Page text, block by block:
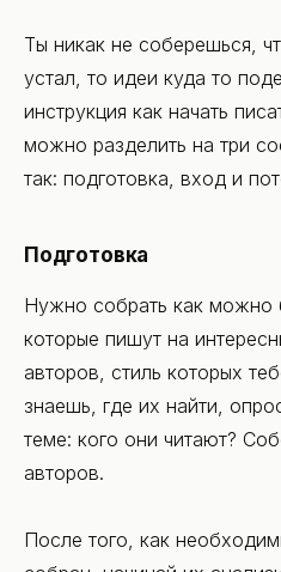
Ты никак не соберешься,
устал, то идеи куда то
инструкция как начать
можно разделить на три
так: подготовка, вход и
Подготовка
Нужно собрать как можно
которые пишут на
авторов, стиль которых
знаешь, где их найти,
теме: кого они читают?
авторов.
После того, как